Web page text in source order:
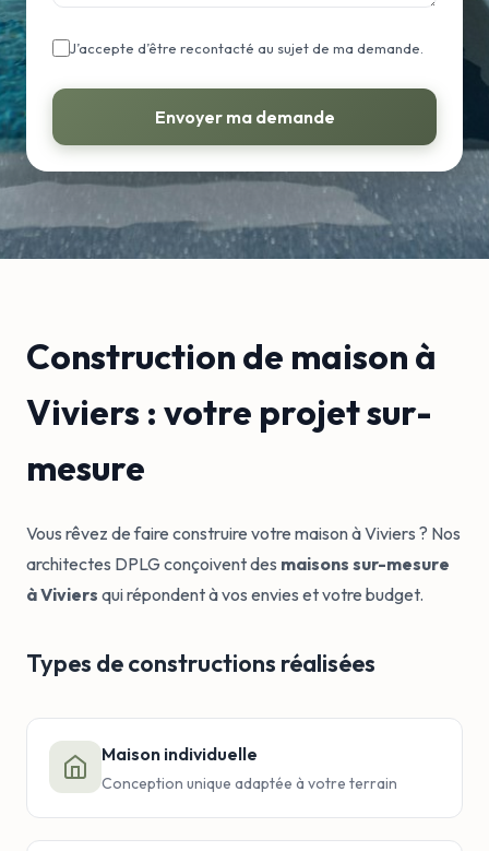
J’accepte d’être recontacté au sujet de ma demande.
Envoyer ma demande
Construction de maison à
Viviers : votre projet sur-
mesure
Vous rêvez de faire construire votre maison à Viviers ? Nos
architectes DPLG conçoivent des maisons sur-mesure
à Viviers qui répondent à vos envies et votre budget.
Types de constructions réalisées
Maison individuelle
Conception unique adaptée à votre terrain